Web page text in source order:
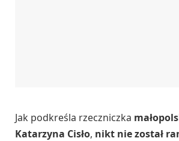
Jak podkreśla rzeczniczka
Katarzyna Cisło, nikt nie został